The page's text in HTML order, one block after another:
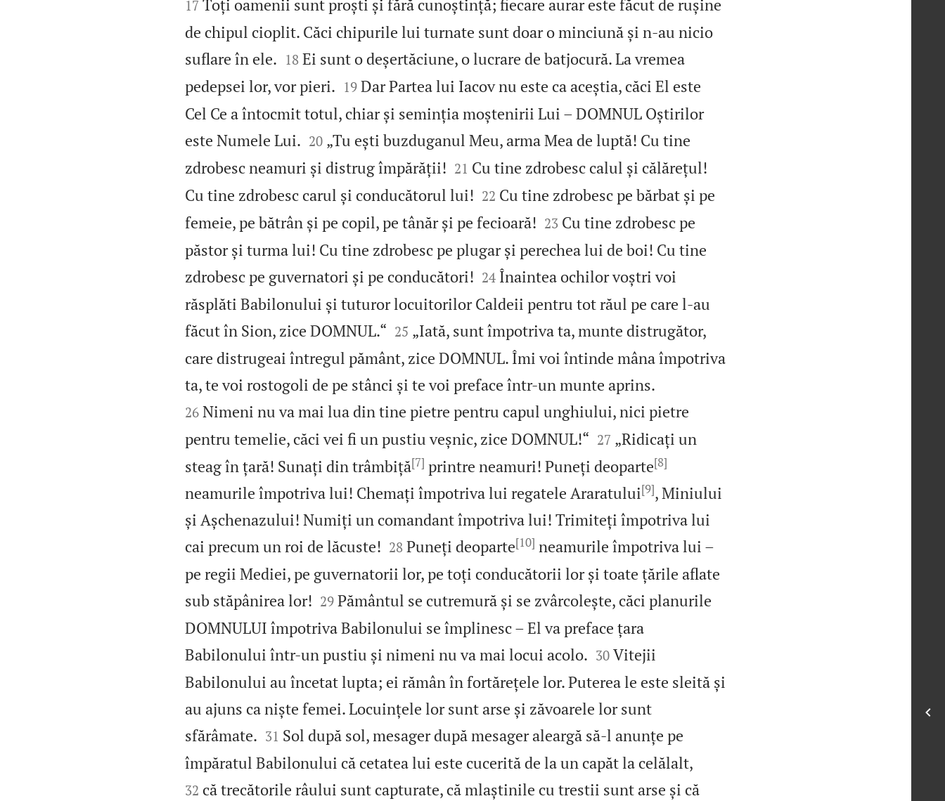
17 Toți oamenii sunt proști și fără cunoștință; fiecare aurar este făcut de rușine
de chipul cioplit. Căci chipurile lui turnate sunt doar o minciună și n‑au nicio
suflare în ele.
18 Ei sunt o deșertăciune, o lucrare de batjocură. La vremea
pedepsei lor, vor pieri.
19 Dar Partea lui Iacov nu este ca aceștia, căci El este
Cel Ce a întocmit totul, chiar și seminția moștenirii Lui – DOMNUL Oștirilor
este Numele Lui.
20 „Tu ești buzduganul Meu, arma Mea de luptă! Cu tine
zdrobesc neamuri și distrug împărății!
21 Cu tine zdrobesc calul și călărețul!
Cu tine zdrobesc carul și conducătorul lui!
22 Cu tine zdrobesc pe bărbat și pe
femeie, pe bătrân și pe copil, pe tânăr și pe fecioară!
23 Cu tine zdrobesc pe
păstor și turma lui! Cu tine zdrobesc pe plugar și perechea lui de boi! Cu tine
zdrobesc pe guvernatori și pe conducători!
24 Înaintea ochilor voștri voi
răsplăti Babilonului și tuturor locuitorilor Caldeii pentru tot răul pe care l‑au
făcut în Sion, zice DOMNUL.“
25 „Iată, sunt împotriva ta, munte distrugător,
care distrugeai întregul pământ, zice DOMNUL. Îmi voi întinde mâna împotriva
ta, te voi rostogoli de pe stânci și te voi preface într‑un munte aprins.
26 Nimeni nu va mai lua din tine pietre pentru capul unghiului, nici pietre
pentru temelie, căci vei fi un pustiu veșnic, zice DOMNUL!“
27 „Ridicați un
steag în țară! Sunați din trâmbiță[7] printre neamuri! Puneți deoparte[8]
neamurile împotriva lui! Chemați împotriva lui regatele Araratului[9], Miniului
și Așchenazului! Numiți un comandant împotriva lui! Trimiteți împotriva lui
cai precum un roi de lăcuste!
28 Puneți deoparte[10] neamurile împotriva lui –
pe regii Mediei, pe guvernatorii lor, pe toți conducătorii lor și toate țările aflate
sub stăpânirea lor!
29 Pământul se cutremură și se zvârcolește, căci planurile
DOMNULUI împotriva Babilonului se împlinesc – El va preface țara
Babilonului într‑un pustiu și nimeni nu va mai locui acolo.
30 Vitejii
Babilonului au încetat lupta; ei rămân în fortărețele lor. Puterea le este sleită și
au ajuns ca niște femei. Locuințele lor sunt arse și zăvoarele lor sunt
sfărâmate.
31 Sol după sol, mesager după mesager aleargă să‑l anunțe pe
împăratul Babilonului că cetatea lui este cucerită de la un capăt la celălalt,
32 că trecătorile râului sunt capturate, că mlaștinile cu trestii sunt arse și că